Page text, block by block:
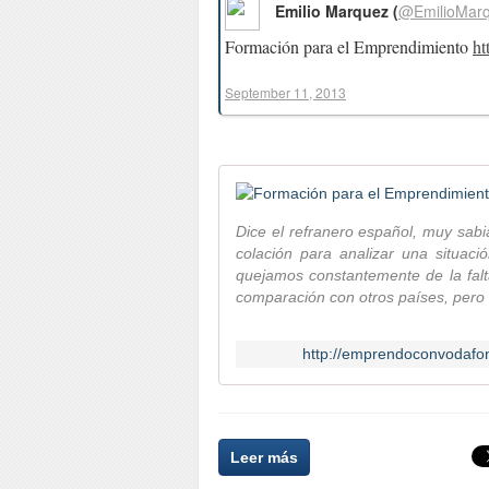
Formación para el Emprendimiento
Emilio Marquez (
September 11, 2013
Dice el refranero español, muy
colación para analizar una
quejamos constantemente de la
comparación con otros países,
http://
Leer más